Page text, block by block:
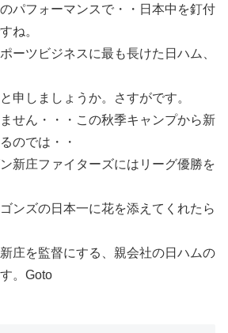
パフォーマンスで・・日本中を釘付
ね。
ーツビジネスに最も長けた日ハム、
申しましょうか。さすがです。
せん・・・この秋季キャンプから新
のでは・・
新庄ファイターズにはリーグ優勝を
ンズの日本一に花を添えてくれたら
庄を監督にする、親会社の日ハムの
。Goto